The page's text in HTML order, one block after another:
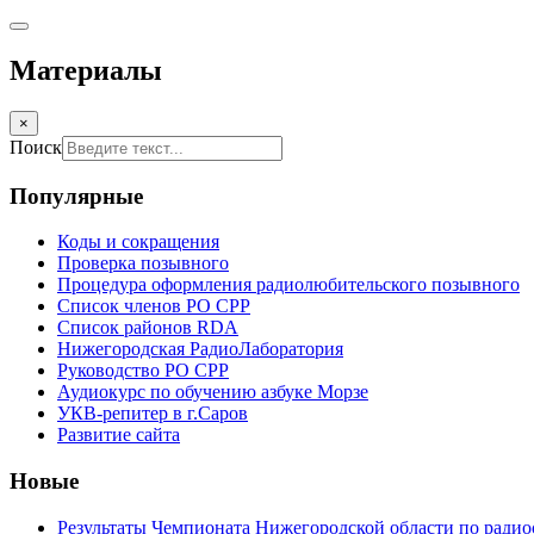
Материалы
×
Поиск
Популярные
Коды и сокращения
Проверка позывного
Процедура оформления радиолюбительского позывного
Список членов РО СРР
Список районов RDA
Нижегородская РадиоЛаборатория
Руководство РО СРР
Аудиокурс по обучению азбуке Морзе
УКВ-репитер в г.Саров
Развитие сайта
Новые
Результаты Чемпионата Нижегородской области по